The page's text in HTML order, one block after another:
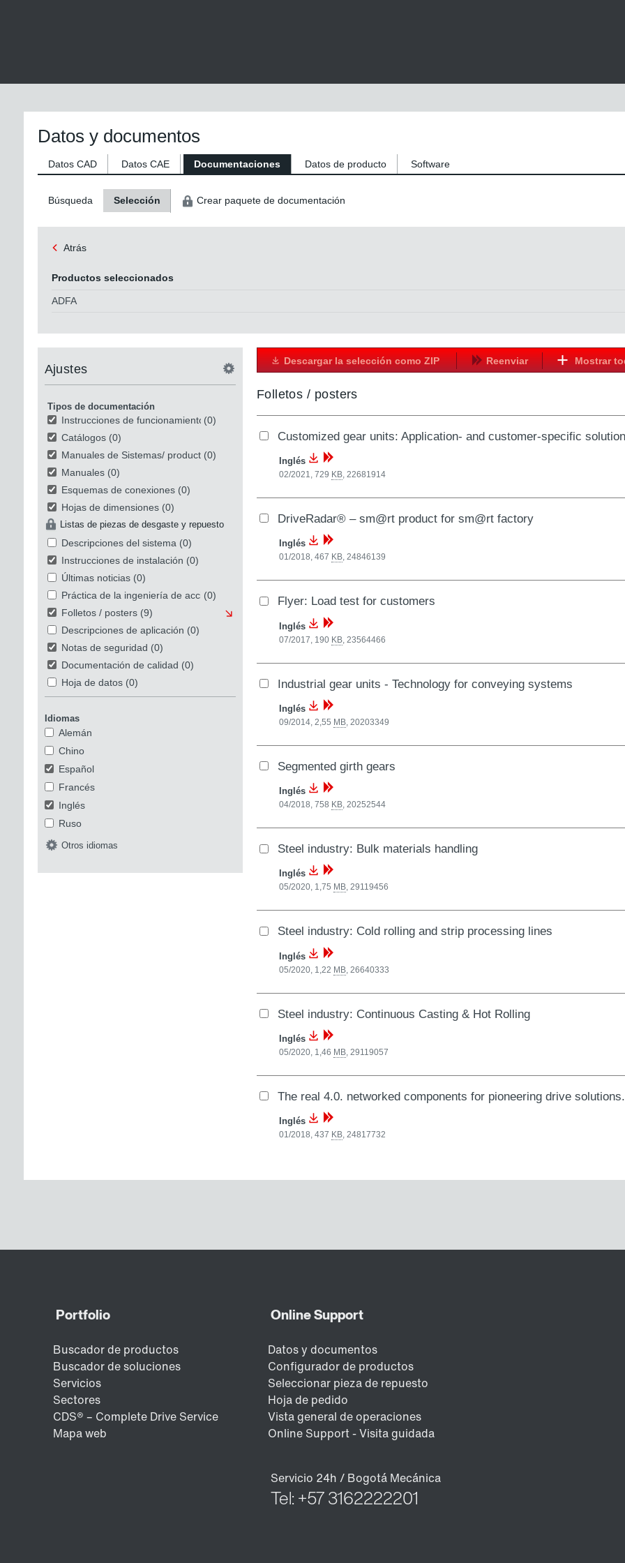
Datos y documentos
Datos CAD Datos CAE Documentaciones Datos de producto Software
Búsqueda Selección Crear paquete de documentación
Atrás
Productos seleccionados
ADFA
Ajustes
Tipos de documentación
Instrucciones de funcionamiento (0)
Catálogos (0)
Manuales de Sistemas/ productos(0)
Manuales (0)
Esquemas de conexiones (0)
Hojas de dimensiones (0)
Listas de piezas de desgaste y repuesto
Descripciones del sistema (0)
Instrucciones de instalación (0)
Últimas noticias (0)
Práctica de la ingeniería de accionamiento
(0)
Folletos / posters (9)
Descripciones de aplicación (0)
Notas de seguridad (0)
Documentación de calidad (0)
Hoja de datos (0)
Idiomas
Alemán
Chino
Español
Francés
Inglés
Ruso
Otros idiomas
Descargar la selección como ZIP Reenviar Mostrar
Folletos / posters
Customized gear units: Application- and customer-specific
Inglés
02/2021, 729 KB, 22681914
DriveRadar® – sm@rt product for sm@rt factory
Inglés
01/2018, 467 KB, 24846139
Flyer: Load test for customers
Inglés
07/2017, 190 KB, 23564466
Industrial gear units - Technology for conveying systems
Inglés
09/2014, 2,55 MB, 20203349
Segmented girth gears
Inglés
04/2018, 758 KB, 20252544
Steel industry: Bulk materials handling
Inglés
05/2020, 1,75 MB, 29119456
Steel industry: Cold rolling and strip processing lines
Inglés
05/2020, 1,22 MB, 26640333
Steel industry: Continuous Casting & Hot Rolling
Inglés
05/2020, 1,46 MB, 29119057
The real 4.0. networked components for pioneering drive
Inglés
01/2018, 437 KB, 24817732